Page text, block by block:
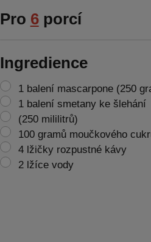
Pro 6porcí
Ingredience
1 balení mascarpone (250
1 balení smetany ke šlehání
(250 mililitrů)
100 gramů moučkového
4 lžičky rozpustné kávy
2 lžíce vody